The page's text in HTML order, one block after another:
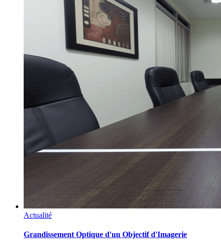
Actualité
Grandissement Optique d'un Objectif d'Imagerie